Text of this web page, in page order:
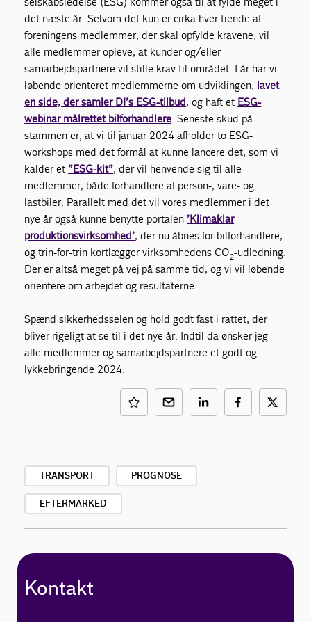
det næste år. Selvom det kun er cirka hver tiende af
foreningens medlemmer, der skal opfylde kravene, vil
alle medlemmer opleve, at kunder og/eller
samarbejdspartnere vil stille krav til området. I år har vi
løbende orienteret medlemmerne om udviklingen, lavet
en side, der samler DI’s ESG-tilbud, og haft et ESG-
webinar målrettet bilforhandlere . Seneste skud på
stammen er, at vi til januar 2024 afholder to ESG-
workshops med det formål at kunne lancere det, som vi
kalder et ”ESG-kit”, der vil henvende sig til alle
medlemmer, både forhandlere af person-, vare- og
lastbiler. Parallelt med det vil vores medlemmer i det
nye år også kunne benytte portalen ’Klimaklar
produktionsvirksomhed’, der nu åbnes for bilforhandlere,
og trin-for-trin kortlægger virksomhedens CO2-udledning.
Der er altså meget på vej på samme tid, og vi vil løbende
orientere om arbejdet og resultaterne.
Spænd sikkerhedsselen og hold godt fast i rattet, der
bliver rigeligt at se til i det nye år. Indtil da ønsker jeg
alle medlemmer og samarbejdspartnere et godt og
lykkebringende 2024.
TRANSPORT PROGNOSE
EFTERMARKED
Kontakt